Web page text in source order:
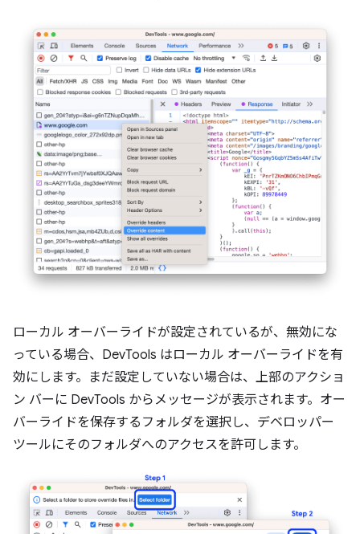
ローカル オーバーライドが設定されているが、無効にな
っている場合、DevTools はローカル オーバーライドを有
効にします。まだ設定していない場合は、上部のアクショ
ン バーに DevTools からメッセージが表示されます。オー
バーライドを保存するフォルダを選択し、デベロッパー
ツールにそのフォルダへのアクセスを許可します。